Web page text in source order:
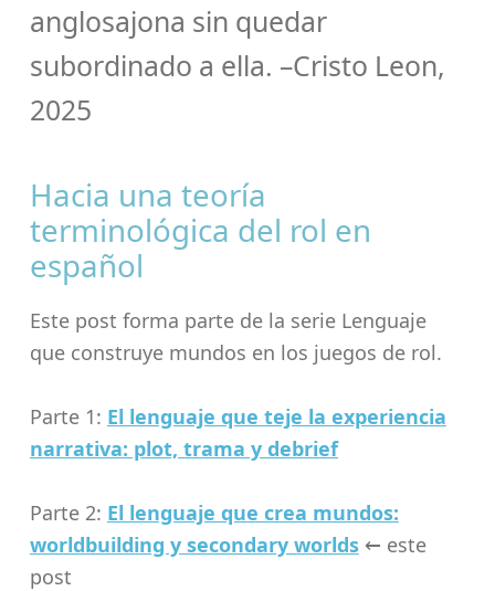
anglosajona sin quedar
subordinado a ella. –Cristo Leon,
2025
Hacia una teoría
terminológica del rol en
español
Este post forma parte de la serie Lenguaje
que construye mundos en los juegos de rol.
Parte 1: El lenguaje que teje la experiencia
narrativa: plot, trama y debrief
Parte 2: El lenguaje que crea mundos:
worldbuilding y secondary worlds← este
post